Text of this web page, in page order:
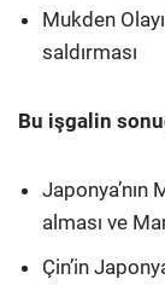
Mukden
saldırması
Bu işgalin
Japonya’nın
alması ve
Çin’in